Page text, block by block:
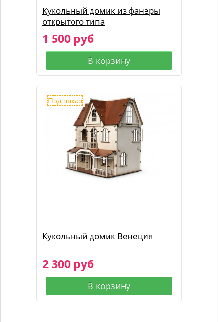
Кукольный домик из фанеры
открытого типа
1 500 руб
В корзину
Под заказ
Кукольный домик Венеция
2 300 руб
В корзину